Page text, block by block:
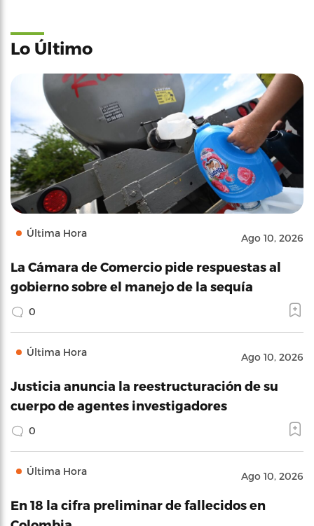
Lo Último
Última Hora Ago 10, 2026
La Cámara de Comercio pide respuestas al
gobierno sobre el manejo de la sequía
0
Última Hora Ago 10, 2026
Justicia anuncia la reestructuración de su
cuerpo de agentes investigadores
0
Última Hora Ago 10, 2026
En 18 la cifra preliminar de fallecidos en